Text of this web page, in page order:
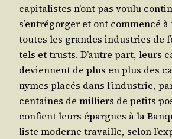
capi­ta­listes n’ont pas vou­lu
s’entrégorger et ont com­men­cé
toutes les grandes indus­tries de
tels et trusts. D’autre part, leurs
deviennent de plus en plus des
nymes pla­cés dans l’industrie,
cen­taines de mil­liers de petits
confient leurs épargnes à la
liste moderne tra­vaille, selon